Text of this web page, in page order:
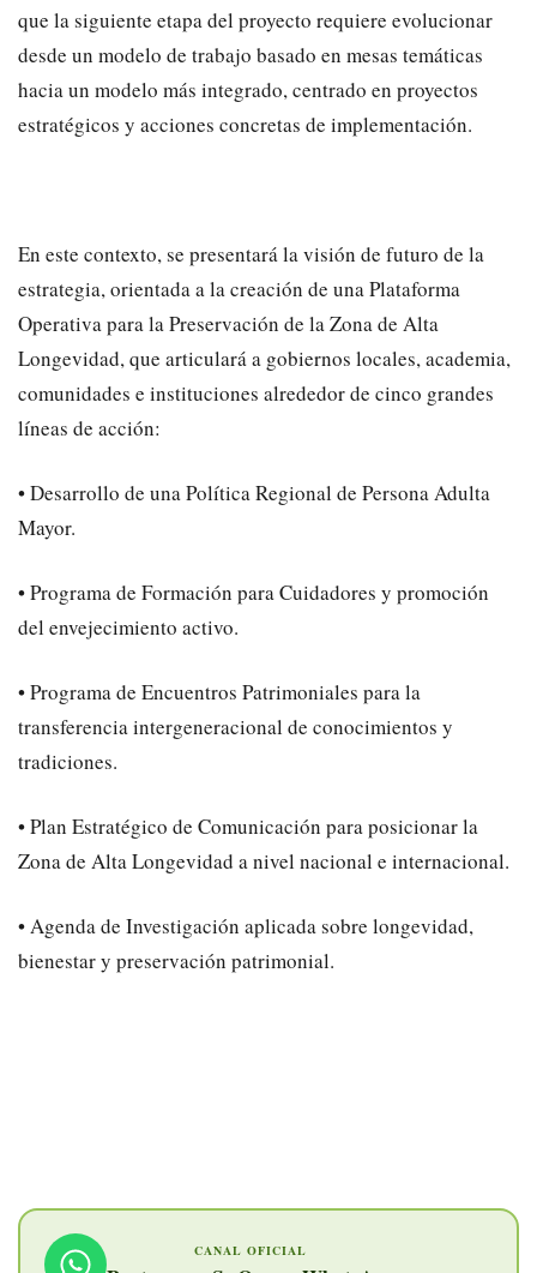
que la siguiente etapa del proyecto requiere evolucionar
desde un modelo de trabajo basado en mesas temáticas
hacia un modelo más integrado, centrado en proyectos
estratégicos y acciones concretas de implementación.
En este contexto, se presentará la visión de futuro de la
estrategia, orientada a la creación de una Plataforma
Operativa para la Preservación de la Zona de Alta
Longevidad, que articulará a gobiernos locales, academia,
comunidades e instituciones alrededor de cinco grandes
líneas de acción:
• Desarrollo de una Política Regional de Persona Adulta
Mayor.
• Programa de Formación para Cuidadores y promoción
del envejecimiento activo.
• Programa de Encuentros Patrimoniales para la
transferencia intergeneracional de conocimientos y
tradiciones.
• Plan Estratégico de Comunicación para posicionar la
Zona de Alta Longevidad a nivel nacional e internacional.
• Agenda de Investigación aplicada sobre longevidad,
bienestar y preservación patrimonial.
CANAL OFICIAL